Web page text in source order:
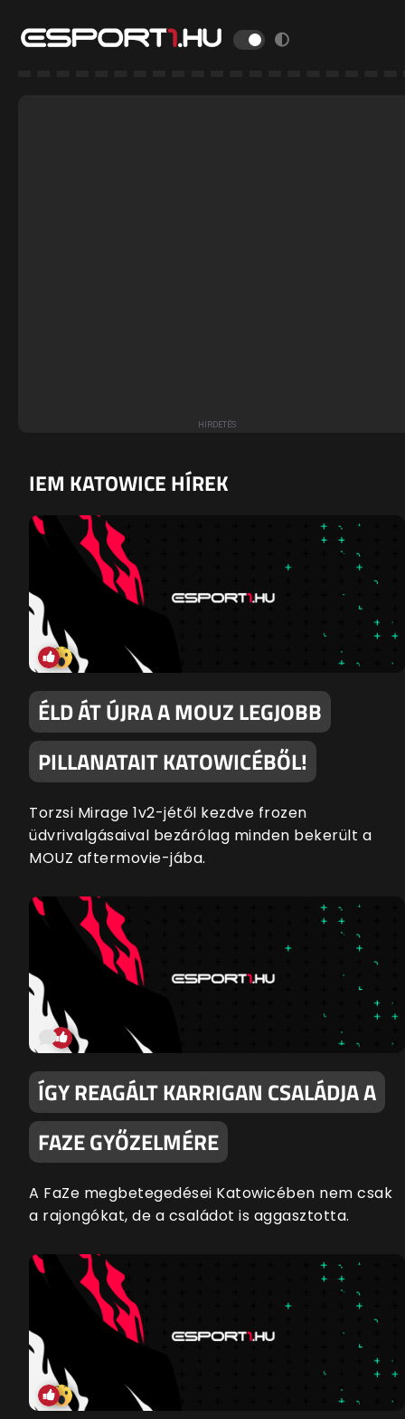
IEM KATOWICE HÍREK
ÉLD ÁT ÚJRA A MOUZ LEGJOBB
PILLANATAIT KATOWICÉBŐL!
Torzsi Mirage 1v2-jétől kezdve frozen
üdvrivalgásaival bezárólag minden bekerült a
MOUZ aftermovie-jába.
ÍGY REAGÁLT KARRIGAN CSALÁDJA A
FAZE GYŐZELMÉRE
A FaZe megbetegedései Katowicében nem csak
a rajongókat, de a családot is aggasztotta.